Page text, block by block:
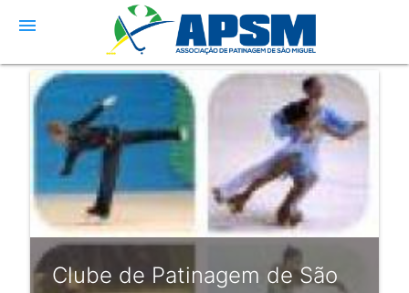
menu
Clube de Patinagem de São